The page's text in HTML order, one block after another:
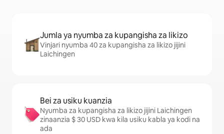
Jumla ya nyumba za kupangisha za likizo
Vinjari nyumba 40 za kupangisha za likizo jijini
Laichingen
Bei za usiku kuanzia
Nyumba za kupangisha za likizo jijini Laichingen
zinaanzia $ 30 USD kwa kila usiku kabla ya kodi na
ada